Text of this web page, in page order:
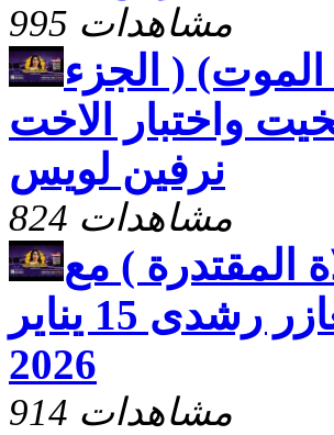
995 مشاهدات
الموت) ( الجزء
واختبار الاخت
نرفين لويس
824 مشاهدات
المقتدرة ) مع
الاخت رفقه بخيت والقس اليعازر رشدى 15 يناير
2026
914 مشاهدات